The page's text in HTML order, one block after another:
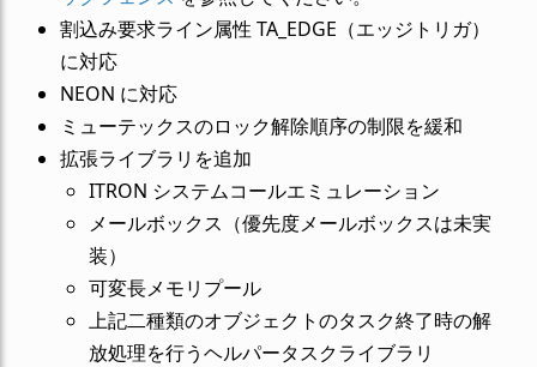
割込み要求ライン属性 TA_EDGE（エッジトリガ）
に対応
NEON に対応
ミューテックスのロック解除順序の制限を緩和
拡張ライブラリを追加
ITRON システムコールエミュレーション
メールボックス（優先度メールボックスは未実
装）
可変長メモリプール
上記二種類のオブジェクトのタスク終了時の解
放処理を行うヘルパータスクライブラリ